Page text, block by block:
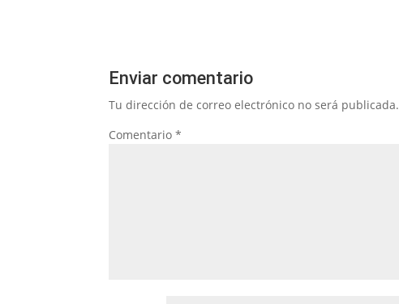
Enviar comentario
Tu dirección de correo electrónico no será publicada.
Comentario*